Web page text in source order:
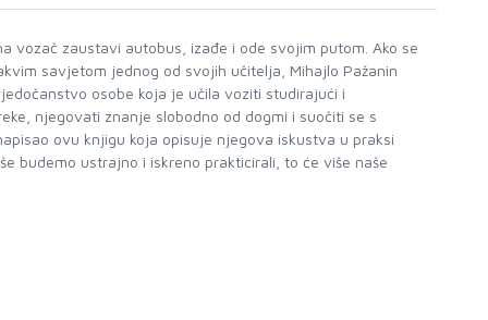
vozač zaustavi autobus, izađe i ode svojim putom. Ako se
savjetom jednog od svojih učitelja, Mihajlo Pažanin
osobe koja je učila voziti studirajući i
njegovati znanje slobodno od dogmi i suočiti se s
ovu knjigu koja opisuje njegova iskustva u praksi
budemo ustrajno i iskreno prakticirali, to će više naše